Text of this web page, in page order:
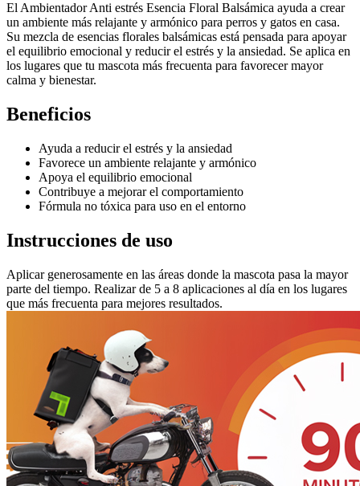
El Ambientador Anti estrés Esencia Floral Balsámica ayuda a crear
un ambiente más relajante y armónico para perros y gatos en casa.
Su mezcla de esencias florales balsámicas está pensada para apoyar
el equilibrio emocional y reducir el estrés y la ansiedad. Se aplica en
los lugares que tu mascota más frecuenta para favorecer mayor
calma y bienestar.
Beneficios
Ayuda a reducir el estrés y la ansiedad
Favorece un ambiente relajante y armónico
Apoya el equilibrio emocional
Contribuye a mejorar el comportamiento
Fórmula no tóxica para uso en el entorno
Instrucciones de uso
Aplicar generosamente en las áreas donde la mascota pasa la mayor
parte del tiempo. Realizar de 5 a 8 aplicaciones al día en los lugares
que más frecuenta para mejores resultados.